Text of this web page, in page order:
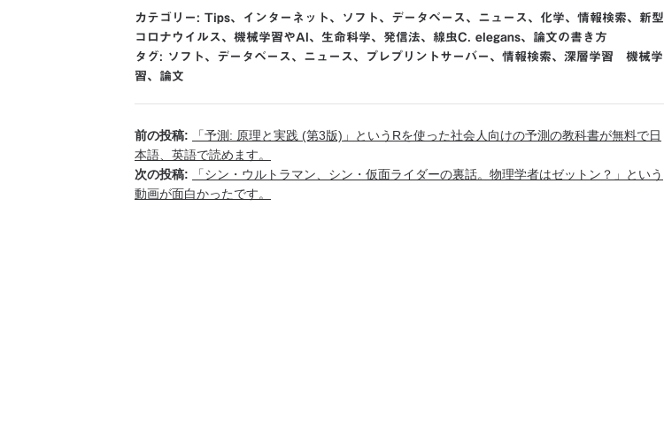
カテゴリー: Tips、 インターネット 、 ソフト 、 データベース 、 ニュース 、 化学、 情報検索、 新型
コロナウイルス 、 機械学習やAI 、 生命科学、 発信法、 線虫C. elegans、 論文の書き方
タグ: ソフト 、 データベース 、 ニュース 、 プレプリントサーバー 、 情報検索、 深層学習 機械学
習、 論文
前の投稿:
「予測: 原理と実践 (第3版)」というRを使った社会人向けの予測の教科書が無料で日
本語、英語で読めます。
次の投稿:
「シン・ウルトラマン、シン・仮面ライダーの裏話。物理学者はゼットン？」という
動画が面白かったです。